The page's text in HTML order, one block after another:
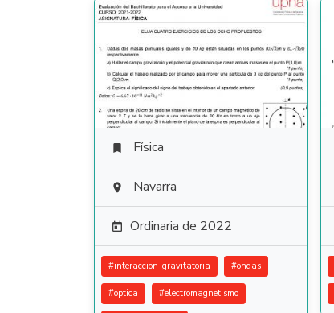
 Física
 Navarra
 Ordinaria de 2022
#interaccion-gravitatoria #ondas
#optica #electromagnetismo